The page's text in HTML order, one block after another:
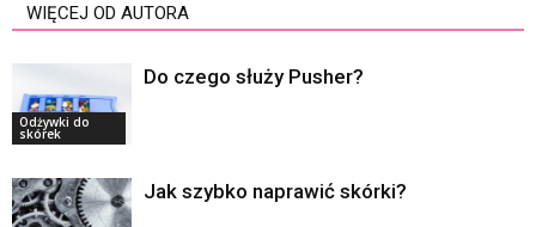
WIĘCEJ OD AUTORA
Odżywki do
skórek
Do czego służy Pusher?
Jak szybko naprawić skórki?